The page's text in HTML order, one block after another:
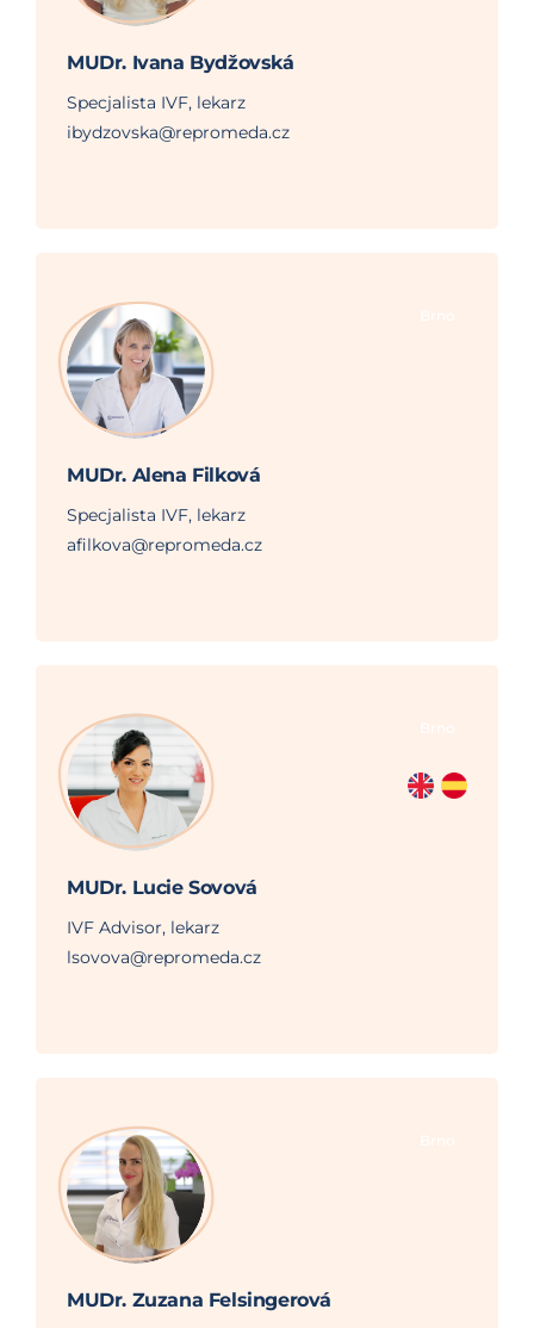
MUDr. Ivana Bydžovská
Specjalista IVF, lekarz
ibydzovska@repromeda.cz
MUDr. Alena Filková
Specjalista IVF, lekarz
afilkova@repromeda.cz
MUDr. Lucie Sovová
IVF Advisor, lekarz
lsovova@repromeda.cz
MUDr. Zuzana Felsingerová